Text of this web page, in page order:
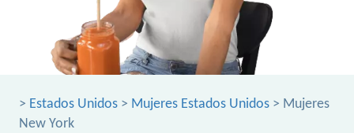
> Estados Unidos > Mujeres Estados Unidos > Mujeres
New York